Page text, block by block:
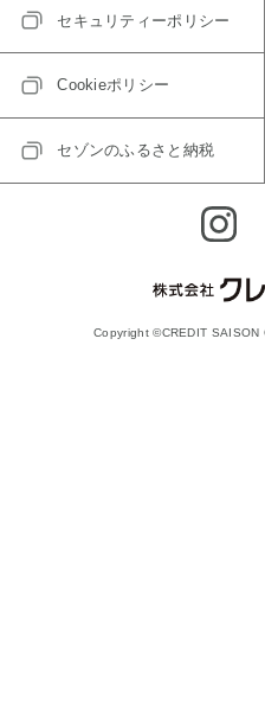
セキュリティーポリシー
Cookieポリシー
セゾンのふるさと納税
Copyright ©CREDIT SAISON